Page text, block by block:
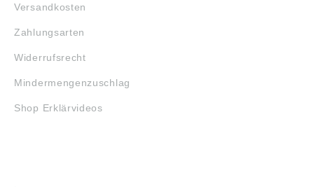
Versandkosten
Zahlungsarten
Widerrufsrecht
Mindermengenzuschlag
Shop Erklärvideos